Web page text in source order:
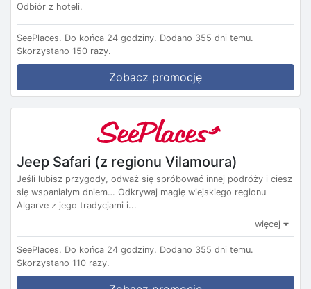
Odbiór z hoteli.
SeePlaces. Do końca 24 godziny. Dodano 355 dni temu.
Skorzystano 150 razy.
Zobacz promocję
Jeep Safari (z regionu Vilamoura)
Jeśli lubisz przygody, odważ się spróbować innej podróży i ciesz
się wspaniałym dniem… Odkrywaj magię wiejskiego regionu
Algarve z jego tradycjami i...
więcej
SeePlaces. Do końca 24 godziny. Dodano 355 dni temu.
Skorzystano 110 razy.